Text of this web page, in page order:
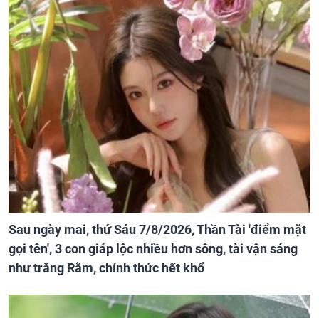
Sau ngày mai, thứ Sáu 7/8/2026, Thần Tài 'điểm mặt
gọi tên', 3 con giáp lộc nhiều hơn sông, tài vận sáng
như trăng Rằm, chính thức hết khổ